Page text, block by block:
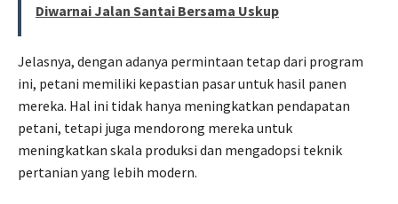
Diwarnai Jalan Santai Bersama Uskup
Jelasnya, dengan adanya permintaan tetap dari program
ini, petani memiliki kepastian pasar untuk hasil panen
mereka. Hal ini tidak hanya meningkatkan pendapatan
petani, tetapi juga mendorong mereka untuk
meningkatkan skala produksi dan mengadopsi teknik
pertanian yang lebih modern.